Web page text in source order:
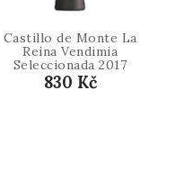
Castillo de Monte La
Reina Vendimia
Seleccionada 2017
830 Kč